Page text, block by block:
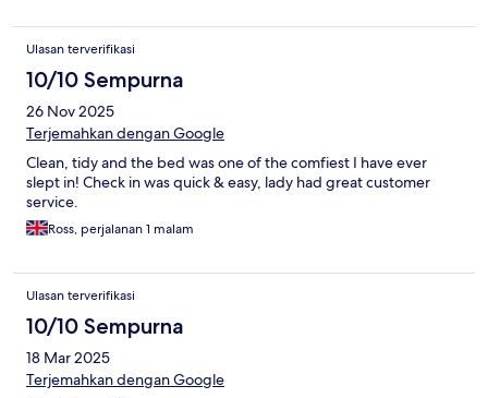
Ulasan terverifikasi
10/10 Sempurna
26 Nov 2025
Terjemahkan dengan Google
Clean, tidy and the bed was one of the comfiest I have ever
slept in! Check in was quick & easy, lady had great customer
service.
Ross, perjalanan 1 malam
Ulasan terverifikasi
10/10 Sempurna
18 Mar 2025
Terjemahkan dengan Google